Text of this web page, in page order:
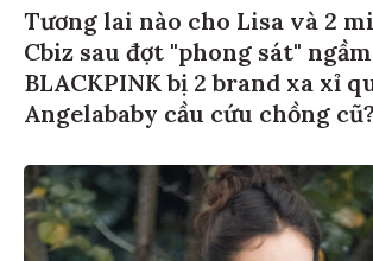
Tương lai nào cho Lisa và 2
Cbiz sau đợt "phong sát"
BLACKPINK bị 2 brand xa xỉ
Angelababy cầu cứu chồng cũ?